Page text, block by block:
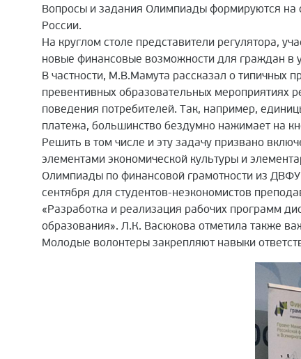
Вопросы и задания Олимпиады формируются на
России.
На круглом столе представители регулятора,
новые финансовые возможности для граждан в
В частности, М.В.Мамута рассказал о типичных
превентивных образовательных мероприятиях
поведения потребителей. Так, например,
платежа, большинство бездумно нажимает на
Решить в том числе и эту задачу призвано
элементами экономической культуры и
Олимпиады по финансовой грамотности из
сентября для студентов-неэкономистов
«Разработка и реализация рабочих программ
образования». Л.К. Васюкова отметила также
Молодые волонтеры закрепляют навыки